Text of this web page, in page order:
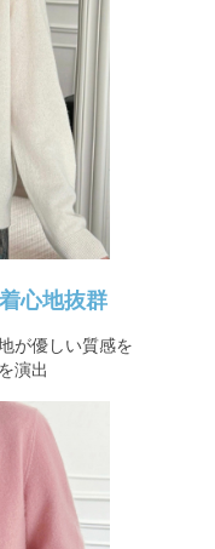
心地抜群
が優しい質感を
演出